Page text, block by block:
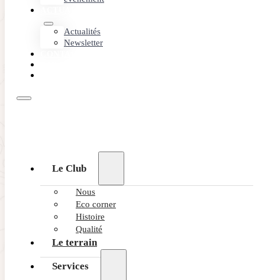
Actualités
Newsletter
Le Club
Nous
Eco corner
Histoire
Qualité
Le terrain
Services
La taille de votre événement n’est pas un problème pour le
Club de Golf Alcanada, nous sommes prêts à organiser des
événements de 10 à 150 joueurs en répondant à tous vos
souhaits et besoins.
CONTACTEZ-NOUS